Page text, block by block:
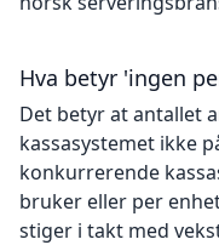
Hva betyr 'ingen
Det betyr at antallet
kassasystemet ikke
konkurrerende
bruker eller per
stiger i takt med